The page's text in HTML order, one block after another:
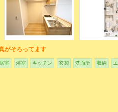
がそろってます
室 浴室 キッチン 玄関 洗面所 収納